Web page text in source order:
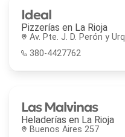
Ideal
Pizzerías en La Rioja
Av. Pte. J. D. Perón y
380-4427762
Las Malvinas
Heladerías en La Rioja
Buenos Aires 257